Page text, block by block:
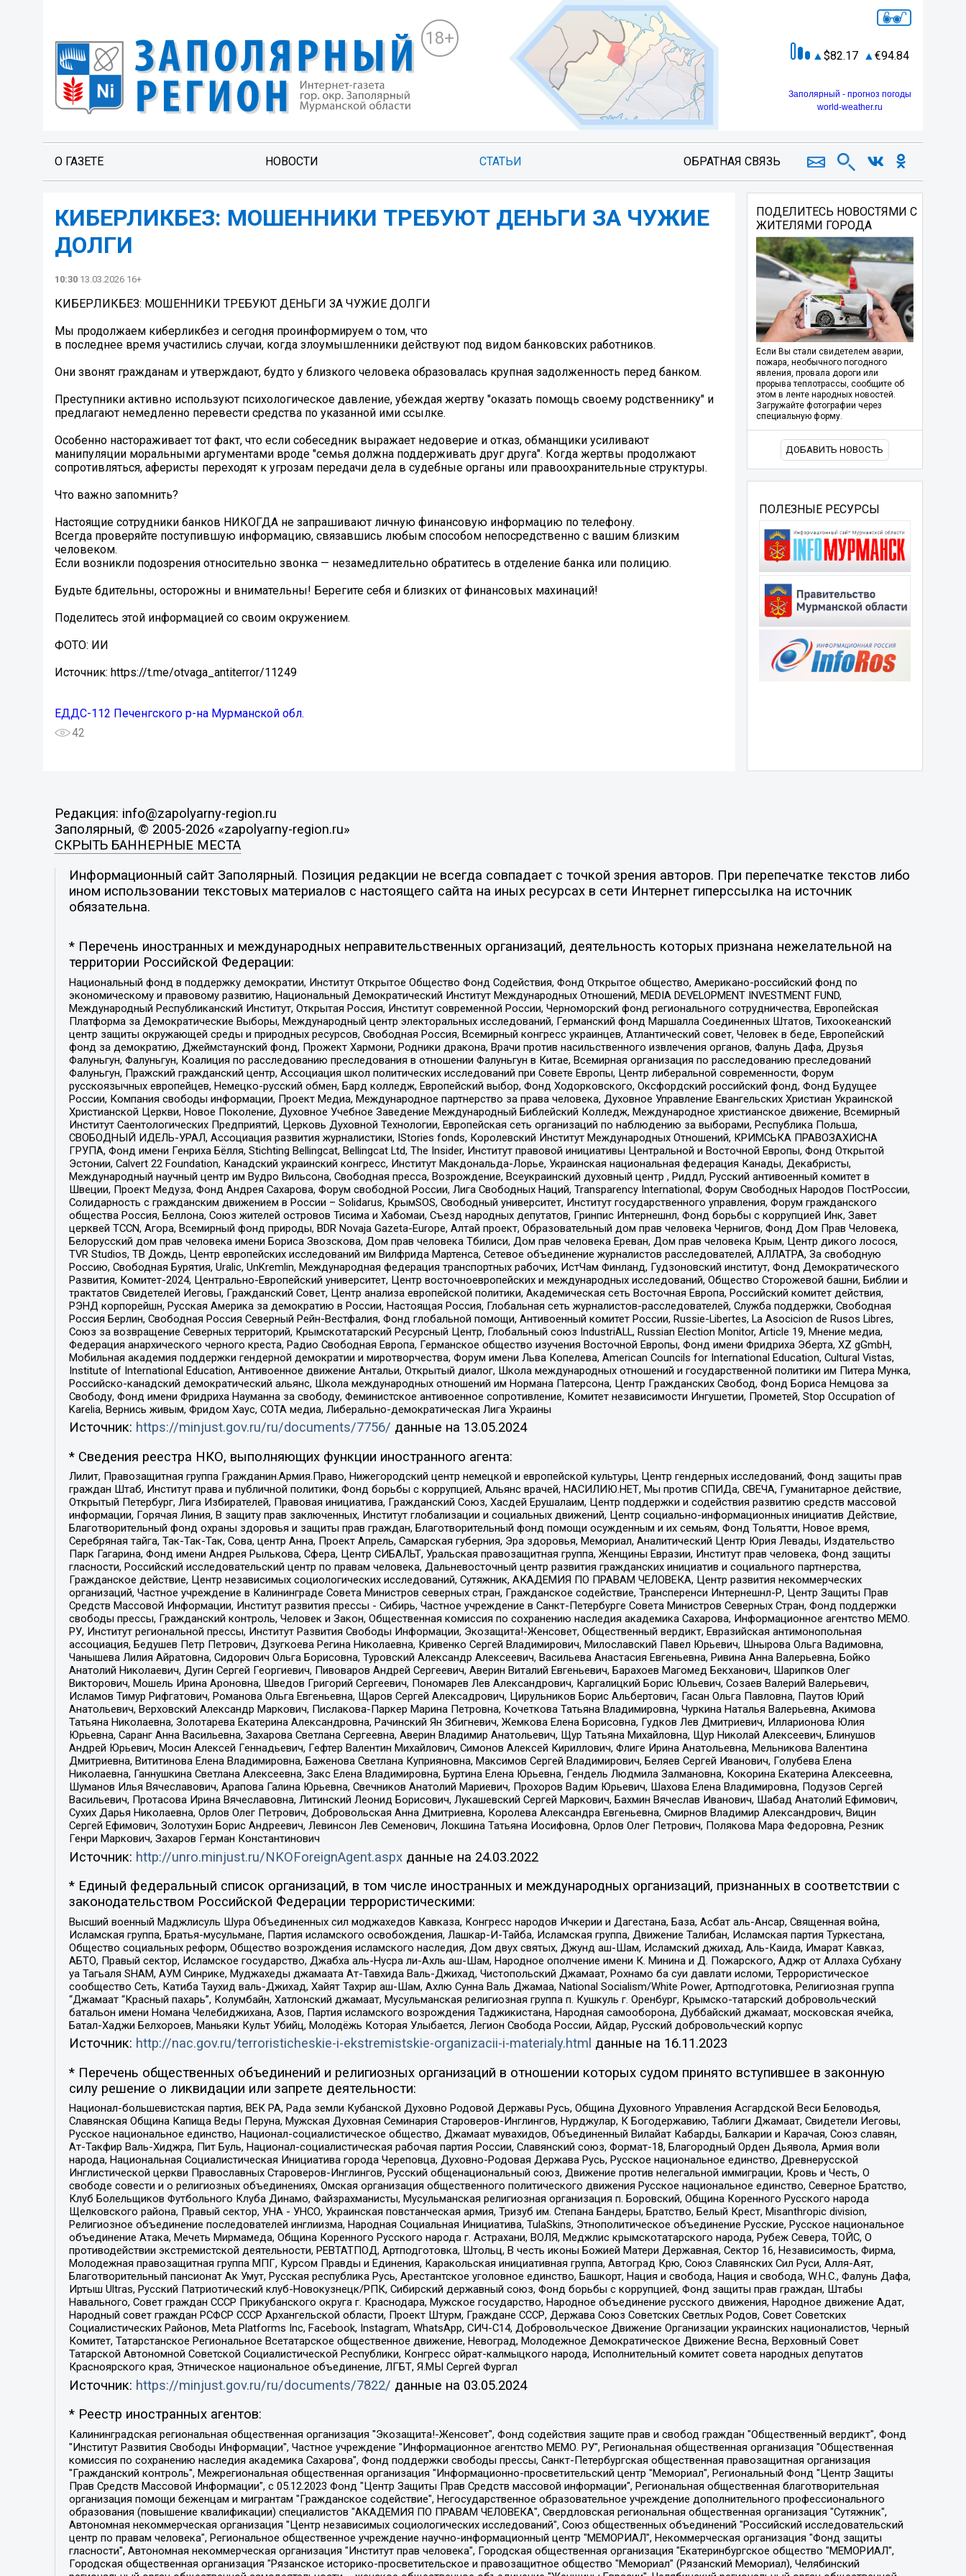
18+
82.17 94.84
Заполярный - прогноз погоды
world-weather.ru
О ГАЗЕТЕ НОВОСТИ СТАТЬИ ОБРАТНАЯ СВЯЗЬ
️️КИБЕРЛИКБЕЗ: МОШЕННИКИ ТРЕБУЮТ ДЕНЬГИ ЗА ЧУЖИЕ
ДОЛГИ
10:30 13.03.2026 16+
️️КИБЕРЛИКБЕЗ: МОШЕННИКИ ТРЕБУЮТ ДЕНЬГИ ЗА ЧУЖИЕ ДОЛГИ
Мы продолжаем киберликбез и сегодня проинформируем о том, что
в последнее время участились случаи, когда злоумышленники действуют под видом банковских работников.
Они звонят гражданам и утверждают, будто у близкого человека образовалась крупная задолженность перед банком.
Преступники активно используют психологическое давление, убеждая жертву "оказать помощь своему родственнику" и
предлагают немедленно перевести средства по указанной ими ссылке.
Особенно настораживает тот факт, что если собеседник выражает недоверие и отказ, обманщики усиливают
манипуляции моральными аргументами вроде "семья должна поддерживать друг друга". Когда жертвы продолжают
сопротивляться, аферисты переходят к угрозам передачи дела в судебные органы или правоохранительные структуры.
️Что важно запомнить?
Настоящие сотрудники банков НИКОГДА не запрашивают личную финансовую информацию по телефону.
Всегда проверяйте поступившую информацию, связавшись любым способом непосредственно с вашим близким
человеком.
Если возникли подозрения относительно звонка — незамедлительно обратитесь в отделение банка или полицию.
️Будьте бдительны, осторожны и внимательны! Берегите себя и близких от финансовых махинаций!
Поделитесь этой информацией со своим окружением.
ФОТО: ИИ
Источник: https://t.me/otvaga_antiterror/11249
ЕДДС-112 Печенгского р-на Мурманской обл.
42
ПОДЕЛИТЕСЬ НОВОСТЯМИ С
ЖИТЕЛЯМИ ГОРОДА
Если Вы стали свидетелем аварии,
пожара, необычного погодного
явления, провала дороги или
прорыва теплотрассы, сообщите об
этом в ленте народных новостей.
Загружайте фотографии через
специальную форму.
ДОБАВИТЬ НОВОСТЬ
ПОЛЕЗНЫЕ РЕСУРСЫ
Редакция: info@zapolyarny-region.ru
Заполярный, © 2005-2026 «zapolyarny-region.ru»
СКРЫТЬ БАННЕРНЫЕ МЕСТА
Информационный сайт Заполярный. Позиция редакции не всегда совпадает с точкой зрения авторов. При перепечатке текстов либо
ином использовании текстовых материалов с настоящего сайта на иных ресурсах в сети Интернет гиперссылка на источник
обязательна.
* Перечень иностранных и международных неправительственных организаций, деятельность которых признана нежелательной на
территории Российской Федерации:
Национальный фонд в поддержку демократии, Институт Открытое Общество Фонд Содействия, Фонд Открытое общество, Американо-российский фонд по
экономическому и правовому развитию, Национальный Демократический Институт Международных Отношений, MEDIA DEVELOPMENT INVESTMENT FUND,
Международный Республиканский Институт, Открытая Россия, Институт современной России, Черноморский фонд регионального сотрудничества, Европейская
Платформа за Демократические Выборы, Международный центр электоральных исследований, Германский фонд Маршалла Соединенных Штатов, Тихоокеанский
центр защиты окружающей среды и природных ресурсов, Свободная Россия, Всемирный конгресс украинцев, Атлантический совет, Человек в беде, Европейский
фонд за демократию, Джеймстаунский фонд, Прожект Хармони, Родники дракона, Врачи против насильственного извлечения органов, Фалунь Дафа, Друзья
Фалуньгун, Фалуньгун, Коалиция по расследованию преследования в отношении Фалуньгун в Китае, Всемирная организация по расследованию преследований
Фалуньгун, Пражский гражданский центр, Ассоциация школ политических исследований при Совете Европы, Центр либеральной современности, Форум
русскоязычных европейцев, Немецко-русский обмен, Бард колледж, Европейский выбор, Фонд Ходорковского, Оксфордский российский фонд, Фонд Будущее
России, Компания свободы информации, Проект Медиа, Международное партнерство за права человека, Духовное Управление Евангельских Христиан Украинской
Христианской Церкви, Новое Поколение, Духовное Учебное Заведение Международный Библейский Колледж, Международное христианское движение, Всемирный
Институт Саентологических Предприятий, Церковь Духовной Технологии, Европейская сеть организаций по наблюдению за выборами, Республика Польша,
СВОБОДНЫЙ ИДЕЛЬ-УРАЛ, Ассоциация развития журналистики, IStories fonds, Королевский Институт Международных Отношений, КРИМСЬКА ПРАВОЗАХИСНА
ГРУПА, Фонд имени Генриха Бёлля, Stichting Bellingcat, Bellingcat Ltd, The Insider, Институт правовой инициативы Центральной и Восточной Европы, Фонд Открытой
Эстонии, Calvert 22 Foundation, Канадский украинский конгресс, Институт Макдональда-Лорье, Украинская национальная федерация Канады, Декабристы,
Международный научный центр им Вудро Вильсона, Свободная пресса, Возрождение, Всеукраинский духовный центр , Риддл, Русский антивоенный комитет в
Швеции, Проект Медуза, Фонд Андрея Сахарова, Форум свободной России, Лига Свободных Наций, Transparеncy International, Форум Свободных Народов ПостРоссии,
Солидарность с гражданским движением в России – Solidarus, КрымSOS, Свободный университет, Институт государственного управления, Форум гражданского
общества Россия, Беллона, Союз жителей островов Тисима и Хабомаи, Съезд народных депутатов, Гринпис Интернешнл, Фонд борьбы с коррупцией Инк, Завет
церквей TCCN, Агора, Всемирный фонд природы, BDR Novaja Gazeta-Europe, Алтай проект, Образовательный дом прав человека Чернигов, Фонд Дом Прав Человека,
Белорусский дом прав человека имени Бориса Звозскова, Дом прав человека Тбилиси, Дом прав человека Ереван, Дом прав человека Крым, Центр дикого лосося,
TVR Studios, ТВ Дождь, Центр европейских исследований им Вилфрида Мартенса, Сетевое объединение журналистов расследователей, АЛЛАТРА, За свободную
Россию, Свободная Бурятия, Uralic, UnKremlin, Международная федерация транспортных рабочих, ИстЧам Финланд, Гудзоновский институт, Фонд Демократического
Развития, Комитет-2024, Центрально-Европейский университет, Центр восточноевропейских и международных исследований, Общество Сторожевой башни, Библии и
трактатов Свидетелей Иеговы, Гражданский Совет, Центр анализа европейской политики, Академическая сеть Восточная Европа, Российский комитет действия,
РЭНД корпорейшн, Русская Америка за демократию в России, Настоящая Россия, Глобальная сеть журналистов-расследователей, Служба поддержки, Свободная
Россия Берлин, Свободная Россия Северный Рейн-Вестфалия, Фонд глобальной помощи, Антивоенный комитет России, Russie-Libertes, La Asocicion de Rusos Libres,
Союз за возвращение Северных территорий, Крымскотатарский Ресурсный Центр, Глобальный союз IndustriALL, Russian Election Monitor, Article 19, Мнение медиа,
Федерация анархического черного креста, Радио Свободная Европа, Германское общество изучения Восточной Европы, Фонд имени Фридриха Эберта, XZ gGmbH,
Мобильная академия поддержки гендерной демократии и миротворчества, Форум имени Льва Копелева, American Councils for International Education, Cultural Vistas,
Institute of International Education, Антивоенное движение Антальи, Открытый диалог, Школа международных отношений и государственной политики им Питера Мунка,
Российско-канадский демократический альянс, Школа международных отношений им Нормана Патерсона, Центр Гражданских Свобод, Фонд Бориса Немцова за
Свободу, Фонд имени Фридриха Науманна за свободу, Феминистское антивоенное сопротивление, Комитет независимости Ингушетии, Прометей, Stop Occupation of
Karelia, Вернись живым, Фридом Хаус, СОТА медиа, Либерально-демократическая Лига Украины
Источник: https://minjust.gov.ru/ru/documents/7756/ данные на 13.05.2024
* Сведения реестра НКО, выполняющих функции иностранного агента:
Лилит, Правозащитная группа Гражданин.Армия.Право, Нижегородский центр немецкой и европейской культуры, Центр гендерных исследований, Фонд защиты прав
граждан Штаб, Институт права и публичной политики, Фонд борьбы с коррупцией, Альянс врачей, НАСИЛИЮ.НЕТ, Мы против СПИДа, СВЕЧА, Гуманитарное действие,
Открытый Петербург, Лига Избирателей, Правовая инициатива, Гражданский Союз, Хасдей Ерушалаим, Центр поддержки и содействия развитию средств массовой
информации, Горячая Линия, В защиту прав заключенных, Институт глобализации и социальных движений, Центр социально-информационных инициатив Действие,
Благотворительный фонд охраны здоровья и защиты прав граждан, Благотворительный фонд помощи осужденным и их семьям, Фонд Тольятти, Новое время,
Серебряная тайга, Так-Так-Так, Сова, центр Анна, Проект Апрель, Самарская губерния, Эра здоровья, Мемориал, Аналитический Центр Юрия Левады, Издательство
Парк Гагарина, Фонд имени Андрея Рылькова, Сфера, Центр СИБАЛЬТ, Уральская правозащитная группа, Женщины Евразии, Институт прав человека, Фонд защиты
гласности, Российский исследовательский центр по правам человека, Дальневосточный центр развития гражданских инициатив и социального партнерства,
Гражданское действие, Центр независимых социологических исследований, Сутяжник, АКАДЕМИЯ ПО ПРАВАМ ЧЕЛОВЕКА, Центр развития некоммерческих
организаций, Частное учреждение в Калининграде Совета Министров северных стран, Гражданское содействие, Трансперенси Интернешнл-Р, Центр Защиты Прав
Средств Массовой Информации, Институт развития прессы - Сибирь, Частное учреждение в Санкт-Петербурге Совета Министров Северных Стран, Фонд поддержки
свободы прессы, Гражданский контроль, Человек и Закон, Общественная комиссия по сохранению наследия академика Сахарова, Информационное агентство МЕМО.
РУ, Институт региональной прессы, Институт Развития Свободы Информации, Экозащита!-Женсовет, Общественный вердикт, Евразийская антимонопольная
ассоциация, Бедушев Петр Петрович, Дзугкоева Регина Николаевна, Кривенко Сергей Владимирович, Милославский Павел Юрьевич, Шнырова Ольга Вадимовна,
Чанышева Лилия Айратовна, Сидорович Ольга Борисовна, Туровский Александр Алексеевич, Васильева Анастасия Евгеньевна, Ривина Анна Валерьевна, Бойко
Анатолий Николаевич, Дугин Сергей Георгиевич, Пивоваров Андрей Сергеевич, Аверин Виталий Евгеньевич, Барахоев Магомед Бекханович, Шарипков Олег
Викторович, Мошель Ирина Ароновна, Шведов Григорий Сергеевич, Пономарев Лев Александрович, Каргалицкий Борис Юльевич, Созаев Валерий Валерьевич,
Исламов Тимур Рифгатович, Романова Ольга Евгеньевна, Щаров Сергей Алексадрович, Цирульников Борис Альбертович, Гасан Ольга Павловна, Паутов Юрий
Анатольевич, Верховский Александр Маркович, Пислакова-Паркер Марина Петровна, Кочеткова Татьяна Владимировна, Чуркина Наталья Валерьевна, Акимова
Татьяна Николаевна, Золотарева Екатерина Александровна, Рачинский Ян Збигневич, Жемкова Елена Борисовна, Гудков Лев Дмитриевич, Илларионова Юлия
Юрьевна, Саранг Анна Васильевна, Захарова Светлана Сергеевна, Аверин Владимир Анатольевич, Щур Татьяна Михайловна, Щур Николай Алексеевич, Блинушов
Андрей Юрьевич, Мосин Алексей Геннадьевич, Гефтер Валентин Михайлович, Симонов Алексей Кириллович, Флиге Ирина Анатольевна, Мельникова Валентина
Дмитриевна, Вититинова Елена Владимировна, Баженова Светлана Куприяновна, Максимов Сергей Владимирович, Беляев Сергей Иванович, Голубева Елена
Николаевна, Ганнушкина Светлана Алексеевна, Закс Елена Владимировна, Буртина Елена Юрьевна, Гендель Людмила Залмановна, Кокорина Екатерина Алексеевна,
Шуманов Илья Вячеславович, Арапова Галина Юрьевна, Свечников Анатолий Мариевич, Прохоров Вадим Юрьевич, Шахова Елена Владимировна, Подузов Сергей
Васильевич, Протасова Ирина Вячеславовна, Литинский Леонид Борисович, Лукашевский Сергей Маркович, Бахмин Вячеслав Иванович, Шабад Анатолий Ефимович,
Сухих Дарья Николаевна, Орлов Олег Петрович, Добровольская Анна Дмитриевна, Королева Александра Евгеньевна, Смирнов Владимир Александрович, Вицин
Сергей Ефимович, Золотухин Борис Андреевич, Левинсон Лев Семенович, Локшина Татьяна Иосифовна, Орлов Олег Петрович, Полякова Мара Федоровна, Резник
Генри Маркович, Захаров Герман Константинович
Источник: http://unro.minjust.ru/NKOForeignAgent.aspxданные на 24.03.2022
* Единый федеральный список организаций, в том числе иностранных и международных организаций, признанных в соответствии с
законодательством Российской Федерации террористическими:
Высший военный Маджлисуль Шура Объединенных сил моджахедов Кавказа, Конгресс народов Ичкерии и Дагестана, База, Асбат аль-Ансар, Священная война,
Исламская группа, Братья-мусульмане, Партия исламского освобождения, Лашкар-И-Тайба, Исламская группа, Движение Талибан, Исламская партия Туркестана,
Общество социальных реформ, Общество возрождения исламского наследия, Дом двух святых, Джунд аш-Шам, Исламский джихад, Аль-Каида, Имарат Кавказ,
АБТО, Правый сектор, Исламское государство, Джабха аль-Нусра ли-Ахль аш-Шам, Народное ополчение имени К. Минина и Д. Пожарского, Аджр от Аллаха Субхану
уа Тагьаля SHAM, АУМ Синрике, Муджахеды джамаата Ат-Тавхида Валь-Джихад, Чистопольский Джамаат, Рохнамо ба суи давлати исломи, Террористическое
сообщество Сеть, Катиба Таухид валь-Джихад, Хайят Тахрир аш-Шам, Ахлю Сунна Валь Джамаа, National Socialism/White Power, Артподготовка, Религиозная группа
“Джамаат “Красный пахарь”, Колумбайн, Хатлонский джамаат, Мусульманская религиозная группа п. Кушкуль г. Оренбург, Крымско-татарский добровольческий
батальон имени Номана Челебиджихана, Азов, Партия исламского возрождения Таджикистана, Народная самооборона, Дуббайский джамаат, московская ячейка,
Батал-Хаджи Белхороев, Маньяки Культ Убийц, Молодёжь Которая Улыбается, Легион Свобода России, Айдар, Русский добровольческий корпус
Источник: http://nac.gov.ru/terroristicheskie-i-ekstremistskie-organizacii-i-materialy.html данные на 16.11.2023
* Перечень общественных объединений и религиозных организаций в отношении которых судом принято вступившее в законную
силу решение о ликвидации или запрете деятельности:
Национал-большевистская партия, ВЕК РА, Рада земли Кубанской Духовно Родовой Державы Русь, Община Духовного Управления Асгардской Веси Беловодья,
Славянская Община Капища Веды Перуна, Мужская Духовная Семинария Староверов-Инглингов, Нурджулар, К Богодержавию, Таблиги Джамаат, Свидетели Иеговы,
Русское национальное единство, Национал-социалистическое общество, Джамаат мувахидов, Объединенный Вилайат Кабарды, Балкарии и Карачая, Союз славян,
Ат-Такфир Валь-Хиджра, Пит Буль, Национал-социалистическая рабочая партия России, Славянский союз, Формат-18, Благородный Орден Дьявола, Армия воли
народа, Национальная Социалистическая Инициатива города Череповца, Духовно-Родовая Держава Русь, Русское национальное единство, Древнерусской
Инглистической церкви Православных Староверов-Инглингов, Русский общенациональный союз, Движение против нелегальной иммиграции, Кровь и Честь, О
свободе совести и о религиозных объединениях, Омская организация общественного политического движения Русское национальное единство, Северное Братство,
Клуб Болельщиков Футбольного Клуба Динамо, Файзрахманисты, Мусульманская религиозная организация п. Боровский, Община Коренного Русского народа
Щелковского района, Правый сектор, УНА - УНСО, Украинская повстанческая армия, Тризуб им. Степана Бандеры, Братство, Белый Крест, Misanthropic division,
Религиозное объединение последователей инглиизма, Народная Социальная Инициатива, TulaSkins, Этнополитическое объединение Русские, Русское национальное
объединение Атака, Мечеть Мирмамеда, Община Коренного Русского народа г. Астрахани, ВОЛЯ, Меджлис крымскотатарского народа, Рубеж Севера, ТОЙС, О
противодействии экстремистской деятельности, РЕВТАТПОД, Артподготовка, Штольц, В честь иконы Божией Матери Державная, Сектор 16, Независимость, Фирма,
Молодежная правозащитная группа МПГ, Курсом Правды и Единения, Каракольская инициативная группа, Автоград Крю, Союз Славянских Сил Руси, Алля-Аят,
Благотворительный пансионат Ак Умут, Русская республика Русь, Арестантское уголовное единство, Башкорт, Нация и свобода, Нация и свобода, W.H.С., Фалунь Дафа,
Иртыш Ultras, Русский Патриотический клуб-Новокузнецк/РПК, Сибирский державный союз, Фонд борьбы с коррупцией, Фонд защиты прав граждан, Штабы
Навального, Совет граждан СССР Прикубанского округа г. Краснодара, Мужское государство, Народное объединение русского движения, Народное движение Адат,
Народный совет граждан РСФСР СССР Архангельской области, Проект Штурм, Граждане СССР, Держава Союз Советских Светлых Родов, Совет Советских
Социалистических Районов, Meta Platforms Inc, Facebook, Instagram, WhatsApp, СИЧ-С14, Добровольческое Движение Организации украинских националистов, Черный
Комитет, Татарстанское Региональное Всетатарское общественное движение, Невоград, Молодежное Демократическое Движение Весна, Верховный Совет
Татарской Автономной Советской Социалистической Республики, Конгресс ойрат-калмыцкого народа, Исполнительный комитет совета народных депутатов
Красноярского края, Этническое национальное объединение, ЛГБТ, Я.МЫ Сергей Фургал
Источник: https://minjust.gov.ru/ru/documents/7822/ данные на 03.05.2024
* Реестр иностранных агентов:
Калининградская региональная общественная организация "Экозащита!-Женсовет", Фонд содействия защите прав и свобод граждан "Общественный вердикт", Фонд "Институт Развития Свободы Информации", Частное учреждение "Информационное агентство МЕМО. РУ", Региональная общественная организация "Общественная комиссия по сохранению наследия академика Сахарова", Фонд поддержки свободы прессы, Санкт-Петербургская общественная правозащитная организация "Гражданский контроль", Межрегиональная общественная организация "Информационно-просветительский центр "Мемориал", Региональный Фонд "Центр Защиты Прав Средств Массовой Информации", с 05.12.2023 Фонд "Центр Защиты Прав Средств массовой информации", Региональная общественная благотворительная организация помощи беженцам и мигрантам "Гражданское содействие", Негосударственное образовательное учреждение дополнительного профессионального образования (повышение квалификации) специалистов "АКАДЕМИЯ ПО ПРАВАМ ЧЕЛОВЕКА", Свердловская региональная общественная организация "Сутяжник", Автономная некоммерческая организация "Центр независимых социологических исследований", Союз общественных объединений "Российский исследовательский центр по правам человека", Региональное общественное учреждение научно-информационный центр "МЕМОРИАЛ", Некоммерческая организация "Фонд защиты гласности", Автономная некоммерческая организация "Институт прав человека", Городская общественная организация "Екатеринбургское общество "МЕМОРИАЛ", Городская общественная организация "Рязанское историко-просветительское и правозащитное общество "Мемориал" (Рязанский Мемориал), Челябинский региональный орган общественной самодеятельности – женское общественное объединение "Женщины Евразии", Челябинский региональный орган общественной самодеятельности "Уральская правозащитная группа", Фонд содействия защите здоровья и социальной справедливости имени Андрея Рылькова, Автономная Некоммерческая Организация "Аналитический Центр Юрия Левады", Автономная некоммерческая организация социальной поддержки населения "Проект Апрель", Региональная общественная организация помощи женщинам и детям, находящимся в кризисной ситуации "Информационно-методический центр "Анна", Фонд содействия развитию массовых коммуникаций и правовому просвещению "Так-так-Так", Фонд содействия устойчивому развитию "Серебряная тайга", Свердловский региональный общественный фонд социальных проектов "Новое время", "Idel.Реалии", Кавказ.Реалии, Крым.Реалии, Телеканал Настоящее Время, Татаро-башкирская служба Радио Свобода (Azatliq Radiosi), Радио Свободная Европа/Радио Свобода (PCE/PC), "Сибирь.Реалии", "Фактограф", Благотворительный фонд помощи осужденным и их семьям, Автономная некоммерческая организация "Институт глобализации и социальных движений", Фонд "В защиту прав заключенных", Частное учреждение "Центр поддержки и содействия развитию средств массовой информации", Пензенский региональный общественный благотворительный фонд "Гражданский союз", "Север.Реалии", Некоммерческая организация Фонд "Правовая инициатива", Общество с ограниченной ответственностью "Радио Свободная Европа/Радио Свобода", Чешское информационное агентство "MEDIUM-ORIENT", Красноярская региональная общественная организация "Мы против СПИДа", Камалягин Денис Николаевич, Маркелов Сергей Евгеньевич, Пономарев Лев Александрович, Савицкая Людмила Алексеевна, Автономная некоммерческая организация "Центр по работе с проблемой насилия "НАСИЛИЮ.НЕТ", Межрегиональный профессиональный союз работников здравоохранения "Альянс врачей", Юридическое лицо, зарегистрированное в Латвийской Республике, SIA "Medusa Project" (регистрационный номер 40103797863, дата регистрации 10.06.2014), Некоммерческая организация "Фонд по борьбе с коррупцией", Автономная некоммерческая организация "Институт права и публичной политики", Баданин Роман Сергеевич, Гликин Максим Александрович, Железнова Мария Михайловна, Лукьянова Юлия Сергеевна, Маетная Елизавета Витальевна, Маняхин Петр Борисович, Чуракова Ольга Владимировна, Ярош Юлия Петровна, Юридическое лицо "The Insider SIA", зарегистрированное в Риге, Латвийская Республика (дата регистрации 26.06.2015), являющееся администратором доменного имени интернет-издания "The Insider SIA", https://theins.ru, Постернак Алексей Евгеньевич, Рубин Михаил Аркадьевич, Анин Роман Александрович, Юридическое лицо Istories fonds, зарегистрированное в Латвийской Республике (регистрационный номер 50008295751, дата регистрации 24.02.2020), Великовский Дмитрий Александрович, Долинина Ирина Николаевна, Мароховская Алеся Алексеевна, Шлейнов Роман Юрьевич, Шмагун Олеся Валентиновна, Общество с ограниченной ответственностью "Альтаир 2021", Общество с ограниченной ответственностью "Вега 2021", Общество с ограниченной ответственностью "Главный редактор 2021", Общество с ограниченной ответственностью "Ромашки монолит", Важенков Артем Валерьевич, Ивановская областная общественная организация "Центр гендерных исследований", Гурман Юрий Альбертович, Медиапроект "ОВД-Инфо", Егоров Владимир Владимирович, Жилинский Владимир Александрович, Общество с ограниченной ответственностью "ЗП", Иванова София Юрьевна, Карезина Инна Павловна, Кильтау Екатерина Викторовна, Петров Алексей Викторович, Пискунов Сергей Евгеньевич, Смирнов Сергей Сергеевич, Тихонов Михаил Сергеевич, Общество с ограниченной ответственностью "ЖУРНАЛИСТ-ИНОСТРАННЫЙ АГЕНТ", Арапова Галина Юрьевна, Вольтская Татьяна Анатольевна, Американская компания "Mason G.E.S. Anonymous Foundation" (США), являющаяся владельцем интернет-издания https://mnews.world/, Компания "Stichting Bellingcat", зарегистрированная в Нидерландах (дата регистрации 11.07.2018), Захаров Андрей Вячеславович, Клепиковская Екатерина Дмитриевна, Общество с ограниченной ответственностью "МЕМО", Перл Роман Александрович, Симонов Евгений Алексеевич, Соловьева Елена Анатольевна, Сотников Даниил Владимирович, Сурначева Елизавета Дмитриевна, Автономная некоммерческая организация по защите прав человека и информированию населения "Якутия – Наше Мнение", Общество с ограниченной ответственностью "Москоу диджитал медиа", с 26.01.2023 Общество с ограниченной ответственностью "Чайка Белые сады", Ветошкина Валерия Валерьевна, Заговора Максим Александрович, Межрегиональное общественное движение "Российская ЛГБТ - сеть", Оленичев Максим Владимирович, Павлов Иван Юрьевич, Скворцова Елена Сергеевна, Общество с ограниченной ответственностью "Как бы инагент", Кочетков Игорь Викторович, Общество с ограниченной ответственностью "Честные выборы", Еланчик Олег Александрович, Общество с ограниченной ответственностью "Нобелевский призыв", Гималова Регина Эмилевна, Григорьев Андрей Валерьевич, Григорьева Алина Александровна, Ассоциация по содействию защите прав призывников, альтернативнослужащих и военнослужащих "Правозащитная группа "Гражданин.Армия.Право", Хисамова Регина Фаритовна, Автономная некоммерческая организация по реализации социально-правовых программ "Лилит", Дальневосточное общественное движение "Маяк", Санкт-Петербургская ЛГБТ-инициативная группа "Выход", Инициативная группа ЛГБТ+ "Реверс", Алексеев Андрей Викторович, Бекбулатова Таисия Львовна, Беляев Иван Михайлович, Владыкина Елена Сергеевна, Гельман Марат Александрович, Никульшина Вероника Юрьевна, Толоконникова Надежда Андреевна, Шендерович Виктор Анатольевич, Общество с ограниченной ответственностью "Данное сообщение", Общество с ограниченной ответственностью Издательский дом "Новая глава", Айнбиндер Александра Александровна, Московский комьюнити-центр для ЛГБТ+инициатив, Благотворительный фонд развития филантропии, Deutsche Welle (Германия, Kurt-Schumacher-Strasse 3, 53113 Bonn), Борзунова Мария Михайловна, Воробьев Виктор Викторович, Голубева Анна Львовна, Константинова Алла Михайловна, Малкова Ирина Владимировна, Мурадов Мурад Абдулгалимович, Осетинская Елизавета Николаевна, Понасенков Евгений Николаевич, Ганапольский Матвей Юрьевич, Киселев Евгений Алексеевич, Борухович Ирина Григорьевна, Дремин Иван Тимофеевич, Дубровский Дмитрий Викторович, Красноярская региональная общественная организация поддержки и развития альтернативных образовательных технологий и межкультурных коммуникаций "ИНТЕРРА", Маяковская Екатерина Алексеевна, Фейгин Марк Захарович, Филимонов Андрей Викторович, Дзугкоева Регина Николаевна, Доброхотов Роман Александрович, Дудь Юрий Александрович, Елкин Сергей Владимирович, Кругликов Кирилл Игоревич, Сабунаева Мария Леонидовна, Семенов Алексей Владимирович, Шаинян Карен Багратович, Шульман Екатерина Михайловна, Асафьев Артур Валерьевич, Вахштайн Виктор Семенович, Венедиктов Алексей Алексеевич, Лушникова Екатерина Евгеньевна, Волков Леонид Михайлович, Невзоров Александр Глебович, Пархоменко Сергей Борисович, Сироткин Ярослав Николаевич, Кара-Мурза Владимир Владимирович, Баранова Наталья Владимировна, Гозман Леонид Яковлевич, Кагарлицкий Борис Юльевич, Климарев Михаил Валерьевич, Милов Владимир Станиславович, Автономная некоммерческая организация Краснодарский центр современного искусства "Типография", Моргенштерн Алишер Тагирович, Соболь Любовь Эдуардовна, Общество с ограниченной ответственностью "ЛИЗА НОРМ", Каспаров Гарри Кимович, Ходорковский Михаил Борисович, Общество с ограниченной ответственностью "Апрельские тезисы", Данилович Ирина Брониславовна, Кашин Олег Владимирович, Петров Николай Владимирович, Пивоваров Алексей Владимирович, Соколов Михаил Владимирович, Цветкова Юлия Владимировна, Чичваркин Евгений Александрович, Комитет против пыток/Команда против пыток, Общество с ограниченной ответственностью "Первый научный", Общество с ограниченной ответственностью "Вертолет и ко", Белоцерковская Вероника Борисовна, Кац Максим Евгеньевич, Лазарева Татьяна Юрьевна, Шаведдинов Руслан Табризович, Яшин Илья Валерьевич, Общество с ограниченной ответственностью "Иноагент ААВ", Алешковский Дмитрий Петрович, Альбац Евгения Марковна, Быков Дмитрий Львович, Галямина Юлия Евгеньевна, Лойко Сергей Леонидович, Мартынов Кирилл Константинович, Медведев Сергей Александрович, Крашенинников Федор Геннадиевич, Гордеева Катерина Вл